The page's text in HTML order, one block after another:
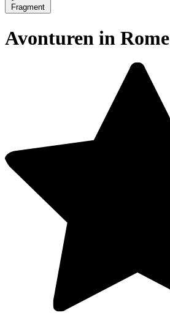
Fragment
Avonturen in Rome